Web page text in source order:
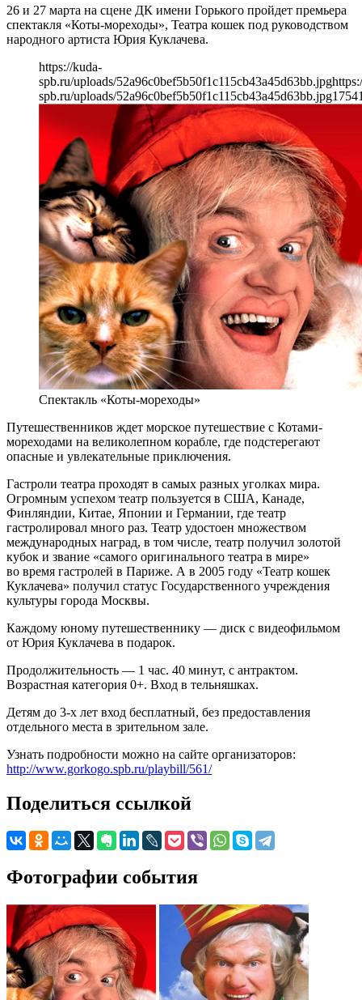
26 и 27 марта на сцене ДК имени Горького пройдет премьера
спектакля «Коты-мореходы», Театра кошек под руководством
народного артиста Юрия Куклачева.
https://kuda-
spb.ru/uploads/52a96c0bef5b50f1c115cb43a45d63bb.jpg
spb.ru/uploads/52a96c0bef5b50f1c115cb43a45d63bb.jpg1754
Спектакль «Коты-мореходы»
Путешественников ждет морское путешествие с Котами-
мореходами на великолепном корабле, где подстерегают
опасные и увлекательные приключения.
Гастроли театра проходят в самых разных уголках мира.
Огромным успехом театр пользуется в США, Канаде,
Финляндии, Китае, Японии и Германии, где театр
гастролировал много раз. Театр удостоен множеством
международных наград, в том числе, театр получил золотой
кубок и звание «самого оригинального театра в мире»
во время гастролей в Париже. А в 2005 году «Театр кошек
Куклачева» получил статус Государственного учреждения
культуры города Москвы.
Каждому юному путешественнику — диск с видеофильмом
от Юрия Куклачева в подарок.
Продолжительность — 1 час. 40 минут, с антрактом.
Возрастная категория 0+. Вход в тельняшках.
Детям до 3-х лет вход бесплатный, без предоставления
отдельного места в зрительном зале.
Узнать подробности можно на сайте организаторов:
http://www.gorkogo.spb.ru/playbill/561/
Поделиться ссылкой
Фотографии события